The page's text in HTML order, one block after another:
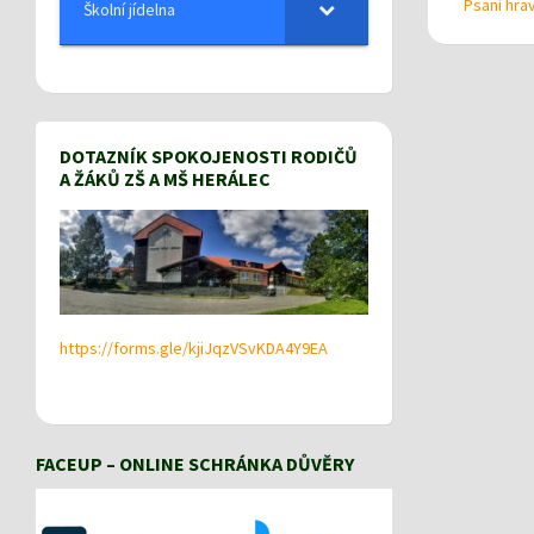
Školní jídelna
DOTAZNÍK SPOKOJENOSTI RODIČŮ
A ŽÁKŮ ZŠ A MŠ HERÁLEC
https://forms.gle/kjiJqzVSvKDA4Y9EA
FACEUP – ONLINE SCHRÁNKA DŮVĚRY